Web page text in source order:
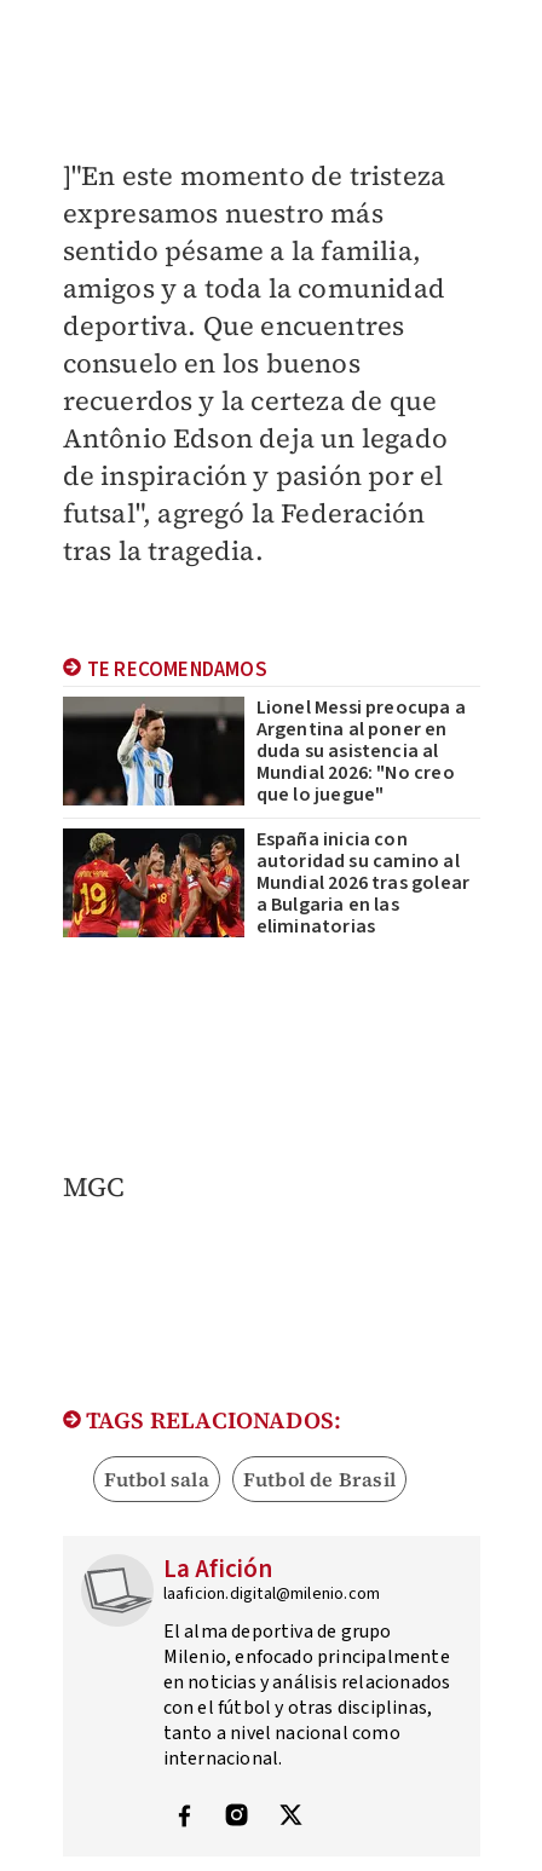
​]"En este momento de tristeza
expresamos nuestro más
sentido pésame a la familia,
amigos y a toda la comunidad
deportiva. Que encuentres
consuelo en los buenos
recuerdos y la certeza de que
Antônio Edson deja un legado
de inspiración y pasión por el
futsal", agregó la Federación
tras la tragedia.
TE RECOMENDAMOS
Lionel Messi preocupa a
Argentina al poner en
duda su asistencia al
Mundial 2026: "No creo
que lo juegue"
España inicia con
autoridad su camino al
Mundial 2026 tras golear
a Bulgaria en las
eliminatorias
MGC
TAGS RELACIONADOS:
Futbol sala Futbol de Brasil
La Afición
laaficion.digital@milenio.com
El alma deportiva de grupo
Milenio, enfocado principalmente
en noticias y análisis relacionados
con el fútbol y otras disciplinas,
tanto a nivel nacional como
internacional.